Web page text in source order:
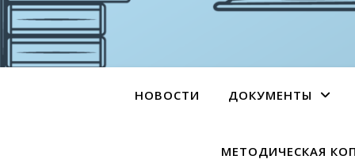
НОВОСТИ ДОКУМЕНТЫ
МЕТОДИЧЕСКАЯ